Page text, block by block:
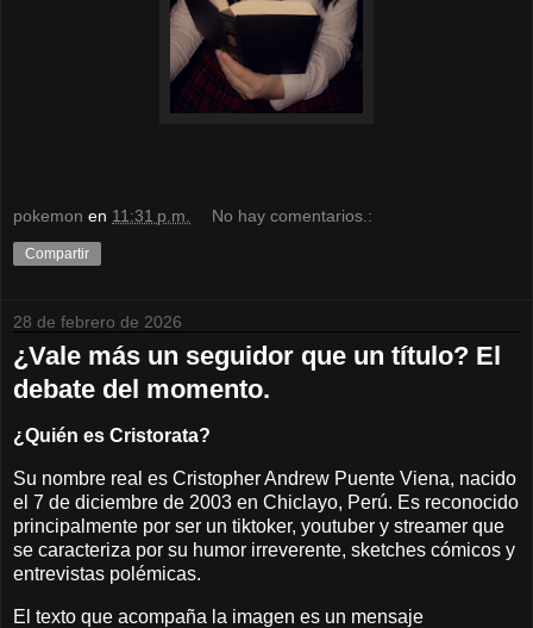
pokemon en 11:31 p.m. No hay comentarios.:
Compartir
28 de febrero de 2026
¿Vale más un seguidor que un título? El
debate del momento.
¿Quién es Cristorata?
Su nombre real es Cristopher Andrew Puente Viena, nacido
el 7 de diciembre de 2003 en Chiclayo, Perú. Es reconocido
principalmente por ser un tiktoker, youtuber y streamer que
se caracteriza por su humor irreverente, sketches cómicos y
entrevistas polémicas.
El texto que acompaña la imagen es un mensaje